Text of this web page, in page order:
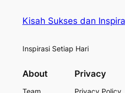
Kisah Sukses dan
Inspirasi Setiap Hari
About
Team
Privacy
Privacy Policy